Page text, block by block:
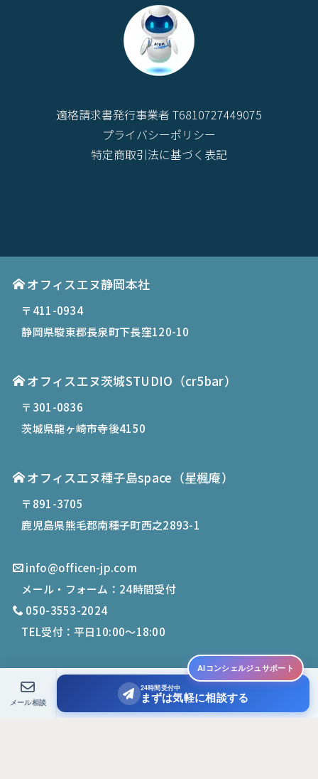
適格請求書発行事業者 T6810727449075
プライバシーポリシー
特定商取引法に基づく表記
オフィスエヌ静岡本社
〒411-0934
静岡県駿東郡長泉町下長窪120-10
オフィスエヌ茨城STUDIO（cr5bar）
〒301-0836
茨城県龍ヶ崎市寺後4150
オフィスエヌ種子島space （星楓庵）
〒891-3705
鹿児島県熊毛郡南種子町西之2893-1
info@officen-jp.com
メール・フォーム：24時間受付
050-3553-2024
TEL受付：平日10:00〜18:00
2026Office N. All Rights Reserved.
AIコンシェルジュサポート
メール相談
24時間受付中
まずは気軽に相談する